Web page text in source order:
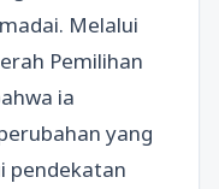
Melalui
Pemilihan
ia
yang
pendekatan